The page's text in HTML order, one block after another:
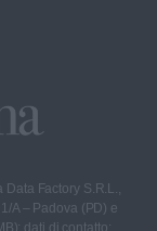
Factory S.R.L.,
A – Padova (PD) e
dati di contatto: